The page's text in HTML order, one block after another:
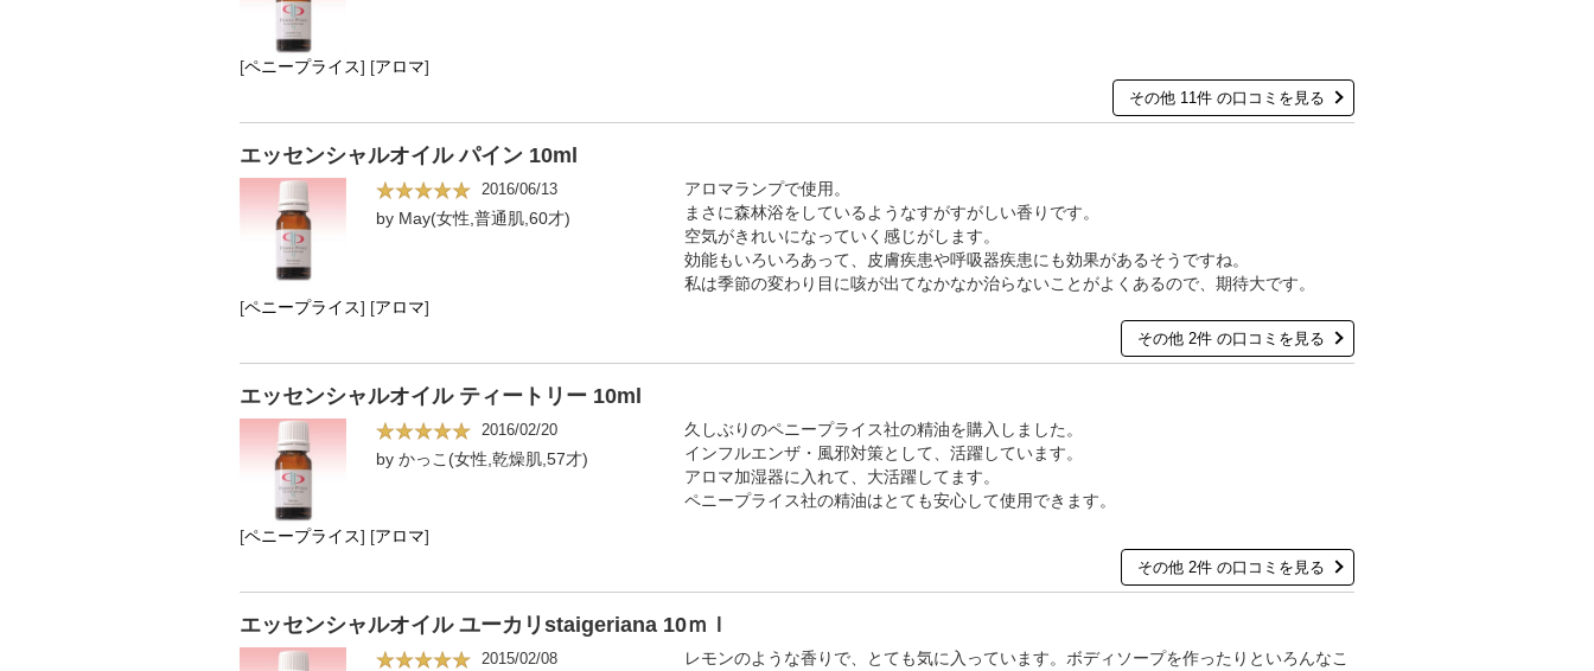
[ペニープライス] [アロマ]
その他 11件 の口コミを見る
エッセンシャルオイル パイン 10ml
2016/06/13
by May(女性,普通肌,60才)
アロマランプで使用。
まさに森林浴をしているようなすがすがしい香りです。
空気がきれいになっていく感じがします。
効能もいろいろあって、皮膚疾患や呼吸器疾患にも効果があるそうですね。
私は季節の変わり目に咳が出てなかなか治らないことがよくあるので、期待大です。
[ペニープライス] [アロマ]
その他 2件 の口コミを見る
エッセンシャルオイル ティートリー 10ml
2016/02/20
by かっこ(女性,乾燥肌,57才)
久しぶりのペニープライス社の精油を購入しました。
インフルエンザ・風邪対策として、活躍しています。
アロマ加湿器に入れて、大活躍してます。
ペニープライス社の精油はとても安心して使用できます。
[ペニープライス] [アロマ]
その他 2件 の口コミを見る
エッセンシャルオイル ユーカリstaigeriana 10ｍｌ
2015/02/08
レモンのような香りで、とても気に入っています。ボディソープを作ったりといろんなこ